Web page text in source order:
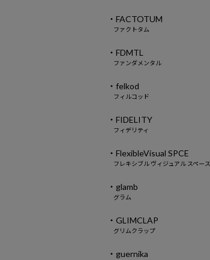
・FACTOTUM
ファクトタム
・FDMTL
ファンダメンタル
・felkod
フィルコッド
・FIDELITY
フィデリティ
・FlexibleVisual SPCE
フレキシブル ヴィジュアル スペース
・glamb
グラム
・GLIMCLAP
グリムクラップ
・guernika